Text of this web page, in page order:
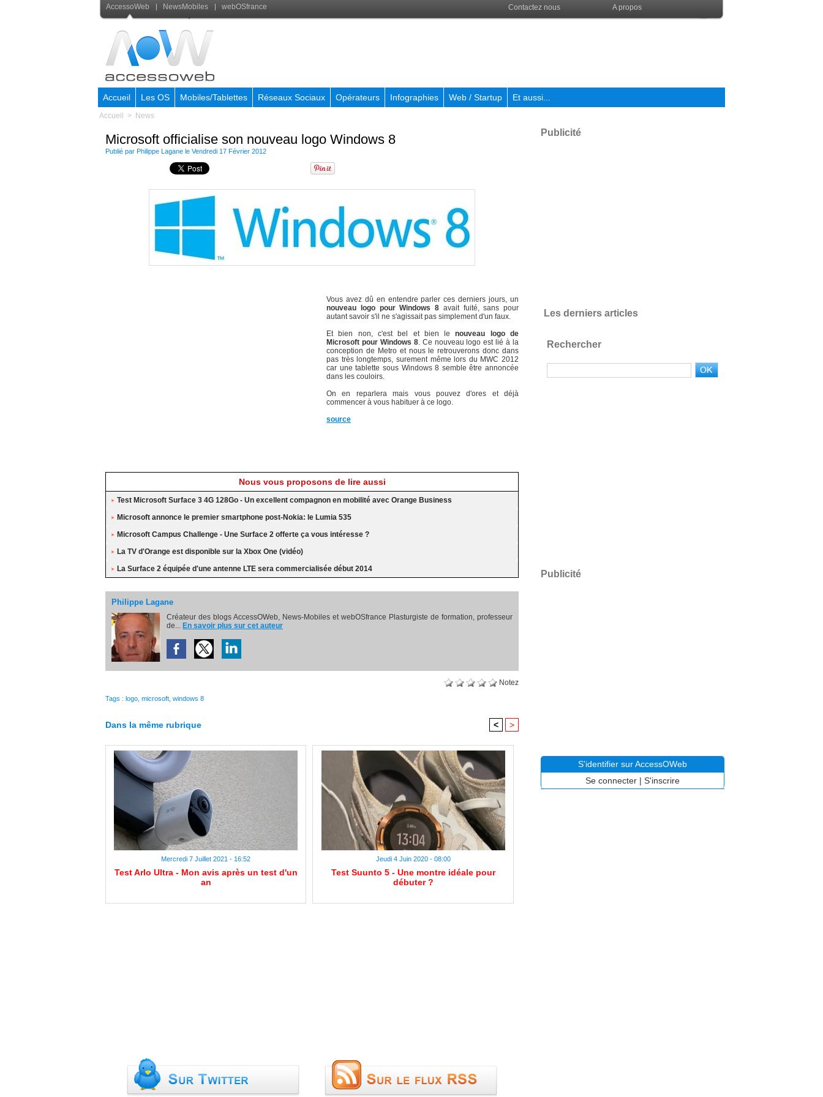
AccessoWeb NewsMobiles webOSfrance Contactez nous A propos
Accueil Les OS Mobiles/Tablettes Réseaux Sociaux Opérateurs Infographies Web / Startup Et aussi...
Accueil > News
Microsoft officialise son nouveau logo Windows 8
Publié par Philippe Lagane le Vendredi 17 Février 2012
Vous avez dû en entendre parler ces derniers jours, un
nouveau logo pour Windows 8 avait fuité, sans pour
autant savoir s'il ne s'agissait pas simplement d'un faux.
Et bien non, c'est bel et bien lenouveau logo de
Microsoft pour Windows 8. Ce nouveau logo est lié à la
conception de Metro et nous le retrouverons donc dans
pas très longtemps, surement même lors du MWC 2012
car une tablette sous Windows 8 semble être annoncée
dans les couloirs.
On en reparlera mais vous pouvez d'ores et déjà
commencer à vous habituer à ce logo.
source
Nous vous proposons de lire aussi
Test Microsoft Surface 3 4G 128Go - Un excellent compagnon en mobilité avec Orange Business
Microsoft annonce le premier smartphone post-Nokia: le Lumia 535
Microsoft Campus Challenge - Une Surface 2 offerte ça vous intéresse ?
La TV d'Orange est disponible sur la Xbox One (vidéo)
La Surface 2 équipée d'une antenne LTE sera commercialisée début 2014
Philippe Lagane
Créateur des blogs AccessOWeb, News-Mobiles et webOSfrance Plasturgiste de formation, professeur
de... En savoir plus sur cet auteur
Notez
Tags : logo microsoft windows 8
Dans la même rubrique < >
Mercredi 7 Juillet 2021 - 16:52
Test Arlo Ultra - Mon avis après un test d'un
an
Jeudi 4 Juin 2020 - 08:00
Test Suunto 5 - Une montre idéale pour
débuter ?
Publicité
Les derniers articles
Rechercher
Publicité
S'identifier sur AccessOWeb
Se connecter | S'inscrire